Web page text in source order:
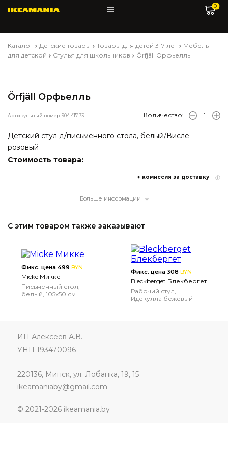
0
Каталог Детские товары Товары для детей 3-7 лет
Мебель
для детской
Стулья для школьников Örfjäll Орфьелль
Örfjäll Орфьелль
Артикульный номер: 904.417.73 Количество:
Детский стул д/письменного стола, белый/Висле
розовый
Стоимость товара:
+ комиссия за доставку
Больше информации
С этим товаром также заказывают
Фикс. цена 499 BYN
Micke Микке
Письменный стол,
белый, 105x50 см
Фикс. цена 308BYN
Bleckberget Блекбергет
Рабочий стул,
Идекулла бежевый
ИП Алексеев А.В.
УНП 193470096
220136, Минск, ул. Лобанка, 19, 15
ikeamaniaby@gmail.com
© 2021-2026 ikeamania.by